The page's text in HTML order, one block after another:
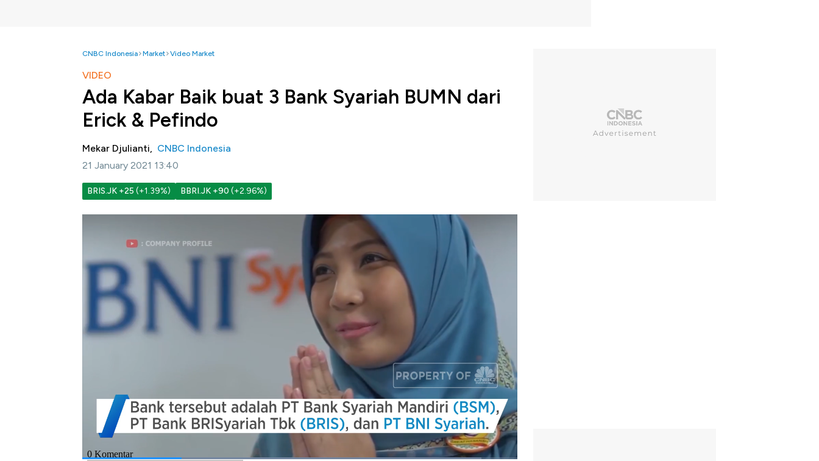
CNBC Indonesia Market Video Market
VIDEO
Ada Kabar Baik buat 3 Bank Syariah BUMN dari
Erick & Pefindo
Mekar Djulianti, CNBC Indonesia
21 January 2021 13:40
BRIS.JK +25 (+1.39%) BBRI.JK +90 (+2.96%)
PT Pemeringkat Efek Indonesia (Pefindo) mengerek prospek (outlook)
peringkat tiga bank syariah BUMN terkait rencana penggabungan usaha atau merger.
Perubahan outlook
ini sejalan dengan ekspektasi meningkatnya pangsa pasar pascamerger dan
menjadi bank syariah dengan aset terbesar di Indonesia.
#bank syariah bumn #bank brisyariah #bsm
#merger bank syariah bumn